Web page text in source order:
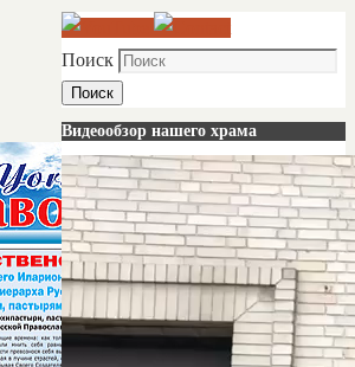
Поиск
Поиск
Видеообзор нашего храма